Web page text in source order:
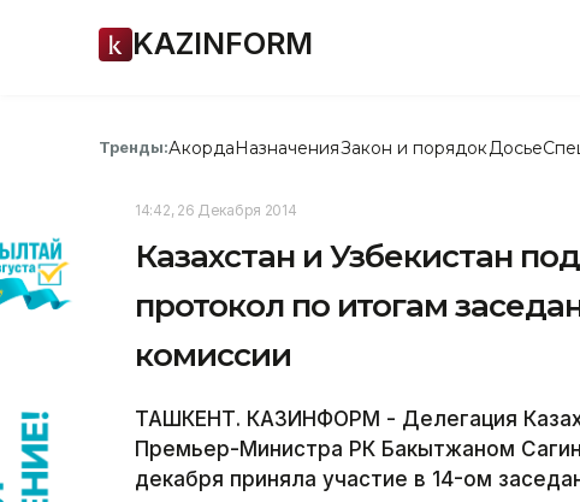
KAZINFORM
Тренды:АкордаНазначенияЗакон и порядок Досье
14:42, 26 Декабря 2014
Казахстан и Узбекистан
протокол по итогам
комиссии
ТАШКЕНТ. КАЗИНФОРМ - Делегация
Премьер-Министра РК Бакытжаном
декабря приняла участие в 14-ом